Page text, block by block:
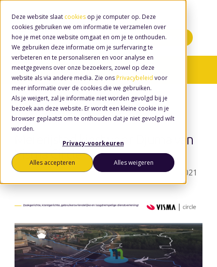
Deze website slaat cookies op je computer op. Deze
cookies gebruiken we om informatie te verzamelen over
hoe je met onze website omgaat en om je te onthouden.
We gebruiken deze informatie om je surfervaring te
verbeteren en te personaliseren en voor analyse en
meetgegevens over onze bezoekers, zowel op deze
website als via andere media. Zie ons Privacybeleid voor
meer informatie over de cookies die we gebruiken.
Als je weigert, zal je informatie niet worden gevolgd bij je
bezoek aan deze website. Er wordt een kleine cookie in je
browser geplaatst om te onthouden dat je niet gevolgd wilt
worden.
Privacy-voorkeuren
Alles accepteren Alles weigeren
Minidemo's
Nieuws/ Agile
Meierijstad kiest voor Djuma van
Visma Circle
doorWouter van den Eerenbeemt, op 7 juli 2021